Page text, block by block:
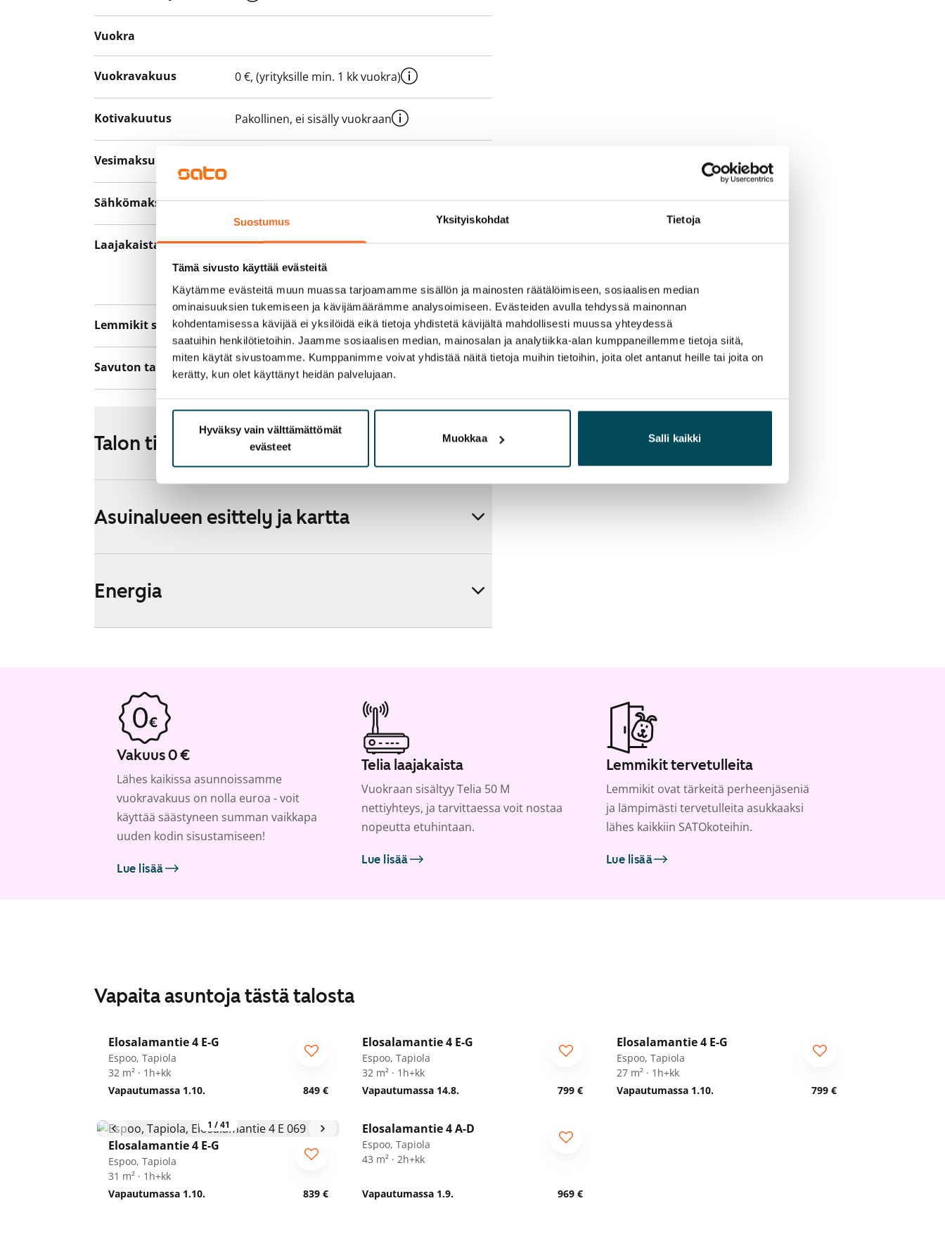
Suostumus Yksityiskohdat Tietoja
Tämä sivusto käyttää evästeitä
Käytämme evästeitä muun muassa tarjoamamme sisällön ja mainosten räätälöimiseen, sosiaalisen median
ominaisuuksien tukemiseen ja kävijämäärämme analysoimiseen. Evästeiden avulla tehdyssä mainonnan
kohdentamisessa kävijää ei yksilöidä eikä tietoja yhdistetä kävijältä mahdollisesti muussa yhteydessä
saatuihin henkilötietoihin. Jaamme sosiaalisen median, mainosalan ja analytiikka-alan kumppaneillemme tietoja siitä,
miten käytät sivustoamme. Kumppanimme voivat yhdistää näitä tietoja muihin tietoihin, joita olet antanut heille tai joita on
kerätty, kun olet käyttänyt heidän palvelujaan.
Hyväksy vain välttämättömät
evästeet
Muokkaa Salli kaikki
Vuokra
Vuokravakuus 0 €, (yrityksille min. 1 kk vuokra)
Kotivakuutus Pakollinen, ei sisälly vuokraan
Vesimaksu
Sähkömaksu Vuokralainen solmii itse sähkösopimuksen.
Laajakaista
Vuokraan sisältyy 50 M laajakaistaliittymä. Voit
hankkia lisänopeutta etuhintaan ottamalla
yhteyttä operaattoriin Telia.
Lemmikit sallittu Kyllä
Savuton talo Kyllä
Talon tiedot
Asuinalueen esittely ja kartta
Energia
Vakuus 0 €
Lähes kaikissa asunnoissamme
vuokravakuus on nolla euroa - voit
käyttää säästyneen summan vaikkapa
uuden kodin sisustamiseen!
Lue lisää
Telia laajakaista
Vuokraan sisältyy Telia 50 M
nettiyhteys, ja tarvittaessa voit nostaa
nopeutta etuhintaan.
Lue lisää
Lemmikit tervetulleita
Lemmikit ovat tärkeitä perheenjäseniä
ja lämpimästi tervetulleita asukkaaksi
lähes kaikkiin SATOkoteihin.
Lue lisää
Vapaita asuntoja tästä talosta
Elosalamantie 4 E-G
Espoo, Tapiola
32 m² · 1h+kk
Vapautumassa 1.10.
849 €
Elosalamantie 4 E-G
Espoo, Tapiola
32 m² · 1h+kk
Vapautumassa 14.8.
799 €
Elosalamantie 4 E-G
Espoo, Tapiola
27 m² · 1h+kk
Vapautumassa 1.10.
799 €
1 /41
Elosalamantie 4 E-G
Espoo, Tapiola
31 m² · 1h+kk
Vapautumassa 1.10.
839 €
Elosalamantie 4 A-D
Espoo, Tapiola
43 m² · 2h+kk
Vapautumassa 1.9. 969 €